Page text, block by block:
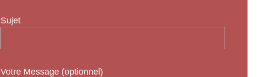
Sujet
Votre Message (optionnel)